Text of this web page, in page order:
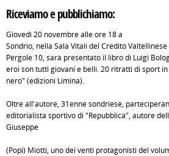
Riceviamo e pubblichiamo:
Giovedì 20 novembre alle ore 18 a
Sondrio, nella Sala Vitali del Credito Valtellinese
Pergole 10, sarà presentato il libro di Luigi
eroi son tutti giovani e belli. 20 ritratti di sport
nero" (edizioni Limina).
Oltre all'autore, 31enne sondriese,
editorialista sportivo di "Repubblica", autore
Giuseppe
(Popi) Miotti, uno dei venti protagonisti del